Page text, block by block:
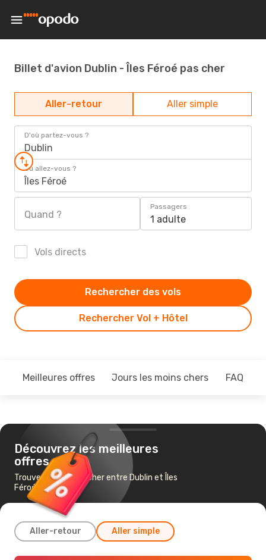
Billet d'avion Dublin - Îles Féroé pas cher
Aller-retour Aller simple
D'où partez-vous ?
Dublin
Où allez-vous ?
Îles Féroé
Quand ?
Passagers
1 adulte
Vols directs
Rechercher Vol + Hôtel
Rechercher des vols
Meilleures offres Jours les moins chers FAQ
Découvrez les meilleures
offres
Trouvez un vol pas cher entre Dublin et Îles
Féroé
Aller-retour Aller simple